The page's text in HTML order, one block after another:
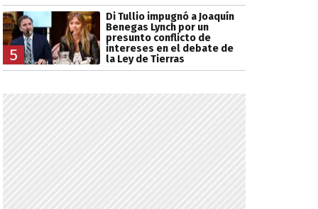
5
Di Tullio impugnó a Joaquín
Benegas Lynch por un
presunto conflicto de
intereses en el debate de
la Ley de Tierras